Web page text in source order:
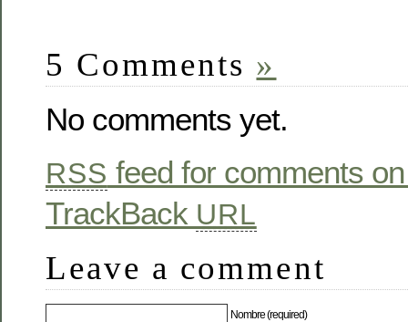
5 Comments »
No comments yet.
RSS feed for comments
TrackBack URL
Leave a comment
Nombre (required)